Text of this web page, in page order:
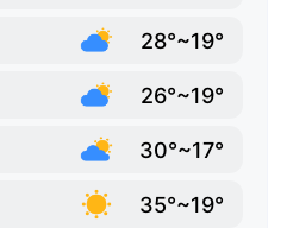
28°~19°
26°~19°
30°~17°
35°~19°